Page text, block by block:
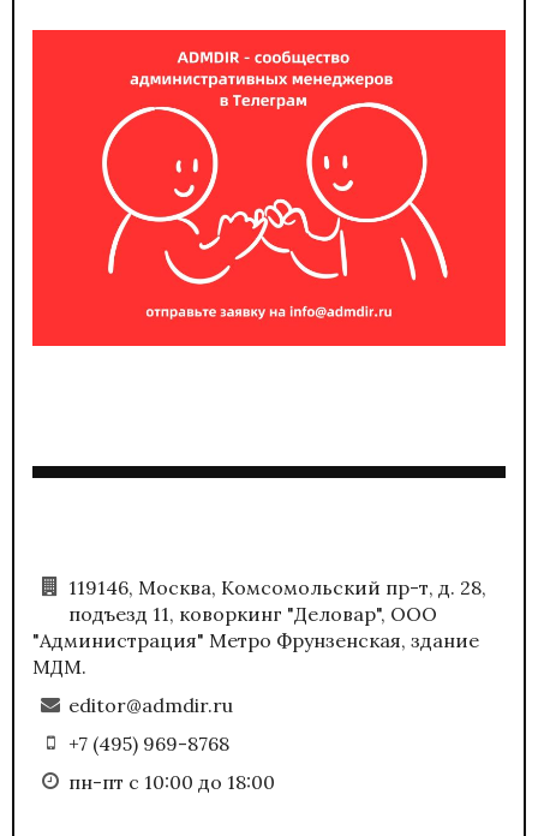
119146, Москва, Комсомольский пр-т, д. 28,
подъезд 11, коворкинг "Деловар", ООО
"Администрация" Метро Фрунзенская, здание
МДМ.
editor@admdir.ru
+7 (495) 969-8768
пн-пт с 10:00 до 18:00